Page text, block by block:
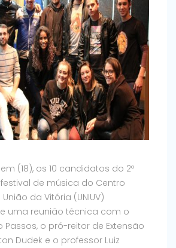
(18), os 10 candidatos do 2º
festival de música do Centro
da Vitória (UNIUV)
uma reunião técnica com o
Passos, o pró-reitor de Extensão
Dudek e o professor Luiz